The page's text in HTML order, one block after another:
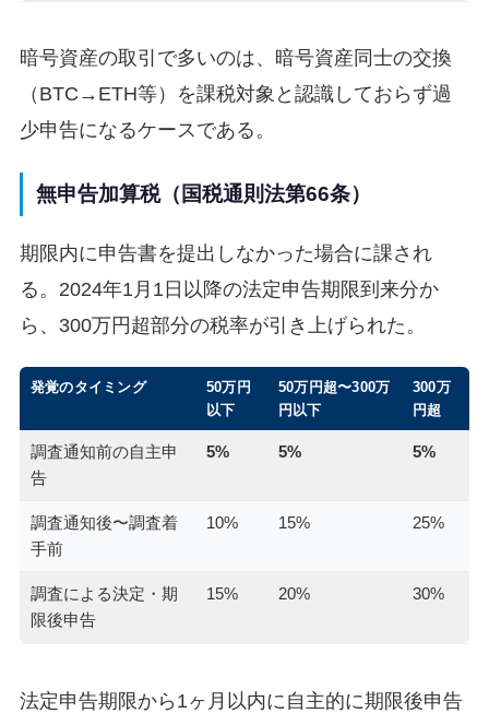
暗号資産の取引で多いのは、暗号資産同士の交換
（BTC→ETH等）を課税対象と認識しておらず過
少申告になるケースである。
無申告加算税（国税通則法第66条）
期限内に申告書を提出しなかった場合に課され
る。2024年1月1日以降の法定申告期限到来分か
ら、300万円超部分の税率が引き上げられた。
発覚のタイミング
50万円
以下
50万円超〜300万
円以下
300万
円超
調査通知前の自主申
告
5% 5% 5%
調査通知後〜調査着
手前
10% 15% 25%
調査による決定・期
限後申告
15% 20% 30%
法定申告期限から1ヶ月以内に自主的に期限後申告